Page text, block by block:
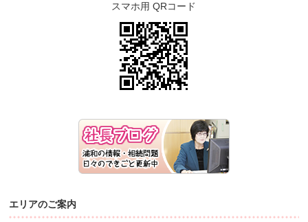
スマホ用 QRコード
エリアのご案内